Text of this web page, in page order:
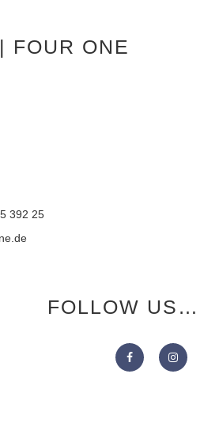
FOUR ONE
392 25
FOLLOW US…